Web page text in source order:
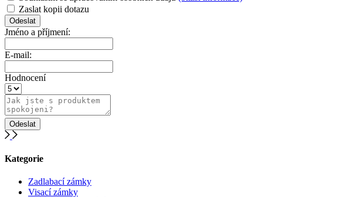
Zaslat kopii dotazu
Jméno a příjmení:
E-mail:
Hodnocení
Kategorie
Zadlabací zámky
Visací zámky